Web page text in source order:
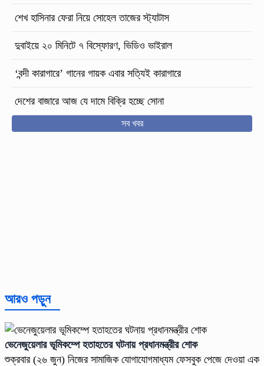
শেখ হাসিনার ফেরা নিয়ে সোহেল তাজের স্ট্যাটাস
দুবাইয়ে ২০ মিনিটে ৭ বিস্ফোরণ, ভিডিও ভাইরাল
‘বন্দী কারাগারে’ গানের গায়ক এবার সত্যিই কারাগারে
দেশের বাজারে আজ যে দামে বিক্রি হচ্ছে সোনা
সব খবর
আরও পড়ুন
ভেনেজুয়েলার ভূমিকম্পে হতাহতের ঘটনায় প্রধানমন্ত্রীর শোক
শুক্রবার (২৬ জুন) নিজের সামাজিক যোগাযোগমাধ্যম ফেসবুক পেজে দেওয়া এক